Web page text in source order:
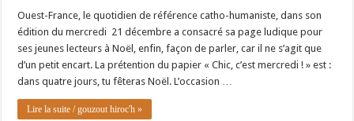
Ouest-France, le quotidien de référence catho-humaniste, dans son
édition du mercredi 21 décembre a consacré sa page ludique pour
ses jeunes lecteurs à Noël, enfin, façon de parler, car il ne s’agit que
d’un petit encart. La prétention du papier « Chic, c’est mercredi ! » est :
dans quatre jours, tu fêteras Noël. L’occasion …
Lire la suite / gouzout hiroc'h »